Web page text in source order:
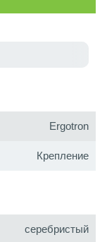
Ergotron
Крепление
серебристый